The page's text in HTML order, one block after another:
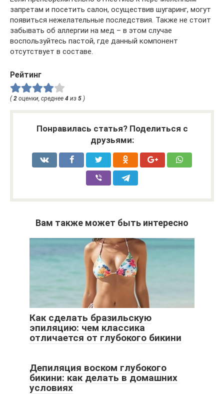
запретам и посетить салон, осуществив шугаринг, могут
появиться нежелательные последствия. Также не стоит
забывать об аллергии на мед – в этом случае
воспользуйтесь пастой, где данный компонент
отсутствует в составе.
Рейтинг
(2 оценки, среднее 4 из 5 )
Понравилась статья? Поделиться с
друзьями:
Вам также может быть интересно
Как сделать бразильскую
эпиляцию: чем классика
отличается от глубокого бикини
Депиляция воском глубокого
бикини: как делать в домашних
условиях